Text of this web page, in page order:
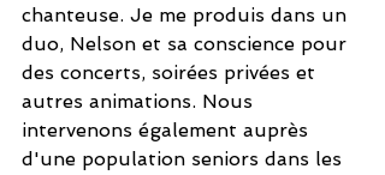
chanteuse. Je me produis dans un
duo, Nelson et sa conscience pour
des concerts, soirées privées et
autres animations. Nous
intervenons également auprès
d'une population seniors dans les